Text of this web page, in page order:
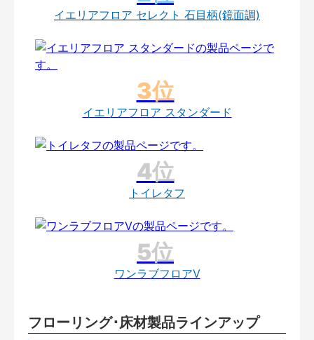
イエリアフロア セレクト 石目柄(鏡面調)
イエリアフロア スタンダード
トイレタフ
ワンラブフロアV
フローリング･床材製品ラインアップ